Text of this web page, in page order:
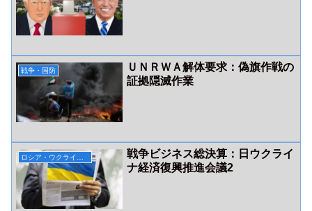
戦争・国防
ＵＮＲＷＡ解体要求：偽旗作戦の
証拠隠滅作業
戦争ビジネス総決算：日ウクライ
ナ経済復興推進会議2